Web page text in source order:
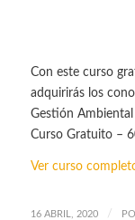
Con este curso
adquirirás los
Gestión
Curso Gratuito –
Ver curso
16 ABRIL, 2020 /